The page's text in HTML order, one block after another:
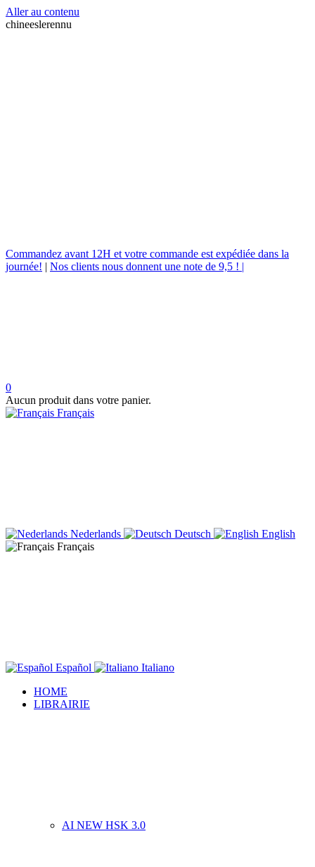
Aller au contenu
chineeslerennu
Commandez avant 12H et votre commande est expédiée dans la
journée! | Nos clients nous donnent une note de 9,5 ! |
0
Aucun produit dans votre panier.
Français
Nederlands Deutsch
English
Français
Español
Italiano
HOME
LIBRAIRIE
AI NEW HSK 3.0